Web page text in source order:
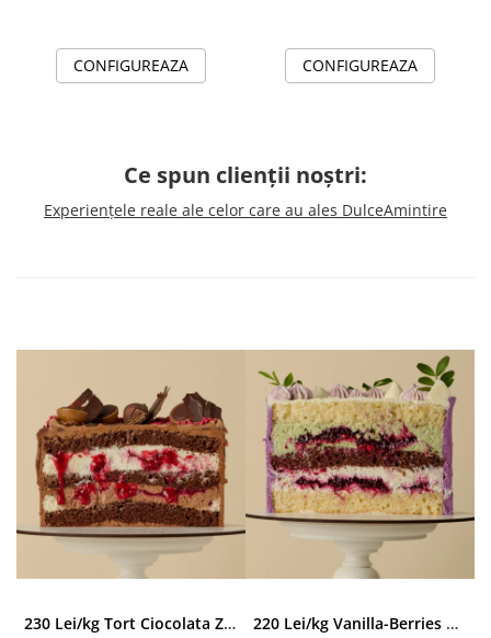
CONFIGUREAZA CONFIGUREAZA
Ce spun clienții noștri:
Experiențele reale ale celor care au ales DulceAmintire
230 Lei/kg Tort Ciocolata Zmeura 220 Lei/kg Vanilla-Berries Paradise